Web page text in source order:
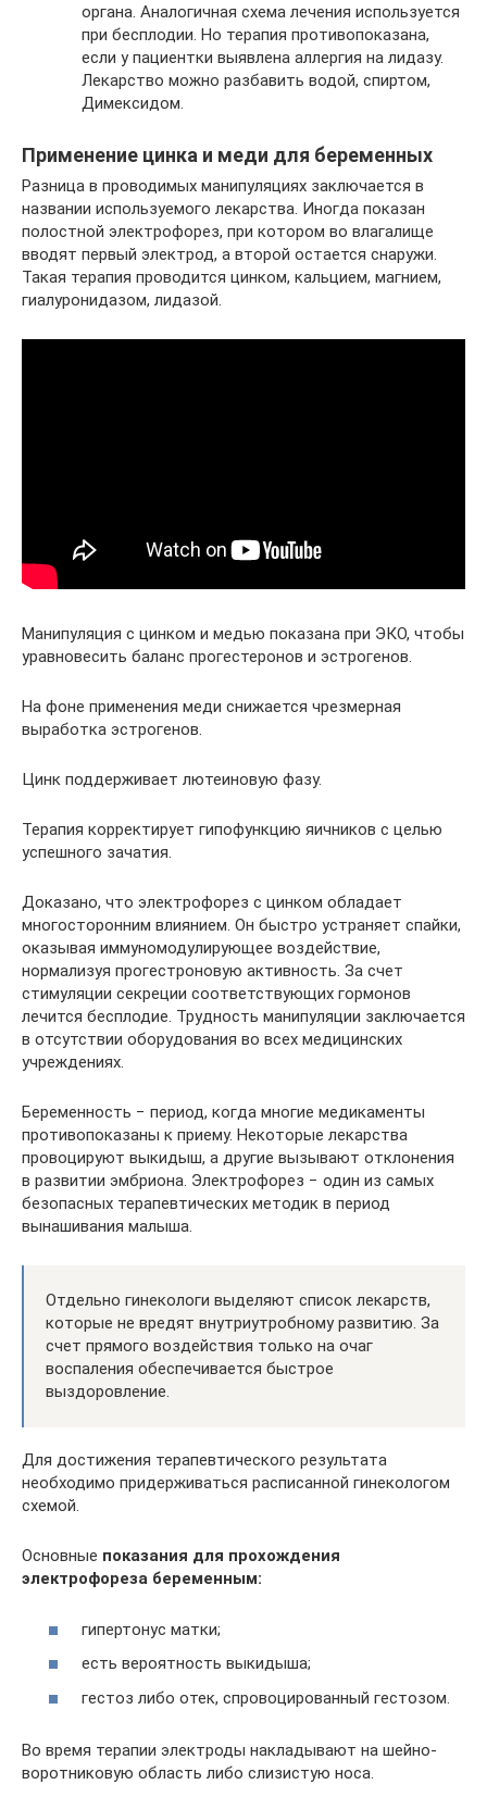
органа. Аналогичная схема лечения используется
при бесплодии. Но терапия противопоказана,
если у пациентки выявлена аллергия на лидазу.
Лекарство можно разбавить водой, спиртом,
Димексидом.
Применение цинка и меди для беременных
Разница в проводимых манипуляциях заключается в
названии используемого лекарства. Иногда показан
полостной электрофорез, при котором во влагалище
вводят первый электрод, а второй остается снаружи.
Такая терапия проводится цинком, кальцием, магнием,
гиалуронидазом, лидазой.
Манипуляция с цинком и медью показана при ЭКО, чтобы
уравновесить баланс прогестеронов и эстрогенов.
На фоне применения меди снижается чрезмерная
выработка эстрогенов.
Цинк поддерживает лютеиновую фазу.
Терапия корректирует гипофункцию яичников с целью
успешного зачатия.
Доказано, что электрофорез с цинком обладает
многосторонним влиянием. Он быстро устраняет спайки,
оказывая иммуномодулирующее воздействие,
нормализуя прогестроновую активность. За счет
стимуляции секреции соответствующих гормонов
лечится бесплодие. Трудность манипуляции заключается
в отсутствии оборудования во всех медицинских
учреждениях.
Беременность − период, когда многие медикаменты
противопоказаны к приему. Некоторые лекарства
провоцируют выкидыш, а другие вызывают отклонения
в развитии эмбриона. Электрофорез − один из самых
безопасных терапевтических методик в период
вынашивания малыша.
Отдельно гинекологи выделяют список лекарств,
которые не вредят внутриутробному развитию. За
счет прямого воздействия только на очаг
воспаления обеспечивается быстрое
выздоровление.
Для достижения терапевтического результата
необходимо придерживаться расписанной гинекологом
схемой.
Основные показания для прохождения
электрофореза беременным:
гипертонус матки;
есть вероятность выкидыша;
гестоз либо отек, спровоцированный гестозом.
Во время терапии электроды накладывают на шейно-
воротниковую область либо слизистую носа.